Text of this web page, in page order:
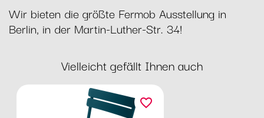
Wir bieten die größte Fermob Ausstellung in
Berlin, in der Martin-Luther-Str. 34!
Vielleicht gefällt Ihnen auch
favorite_border